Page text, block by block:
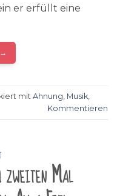
er erfüllt eine
→
mit Ahnung Musik
Kommentieren
Mal